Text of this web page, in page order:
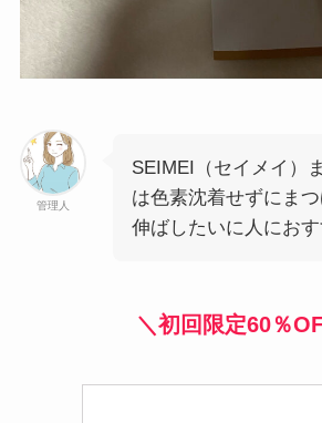
管理人
SEIMEI（セイメイ）
は色素沈着せずにま
伸ばしたいに人におす
＼初回限定60％